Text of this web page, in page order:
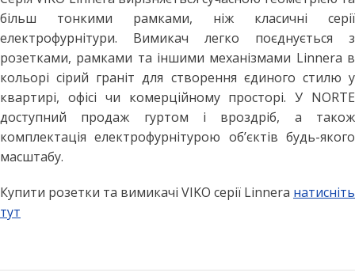
більш тонкими рамками, ніж класичні серії
електрофурнітури. Вимикач легко поєднується з
розетками, рамками та іншими механізмами Linnera в
кольорі сірий граніт для створення єдиного стилю у
квартирі, офісі чи комерційному просторі. У NORTE
доступний продаж гуртом і вроздріб, а також
комплектація електрофурнітурою об’єктів будь-якого
масштабу.
Купити розетки та вимикачі VIKO серії Linnera натисніть
тут